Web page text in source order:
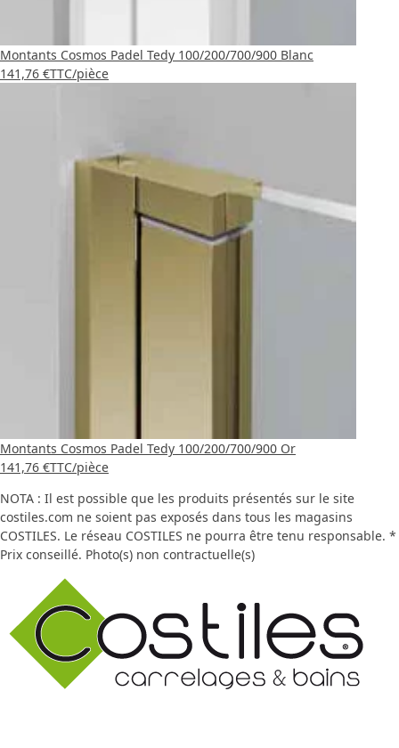
Montants Cosmos Padel Tedy 100/200/700/900 Blanc
141,76 €TTC/pièce
Montants Cosmos Padel Tedy 100/200/700/900 Or
141,76 €TTC/pièce
NOTA : Il est possible que les produits présentés sur le site
costiles.com ne soient pas exposés dans tous les magasins
COSTILES. Le réseau COSTILES ne pourra être tenu responsable. *
Prix conseillé. Photo(s) non contractuelle(s)